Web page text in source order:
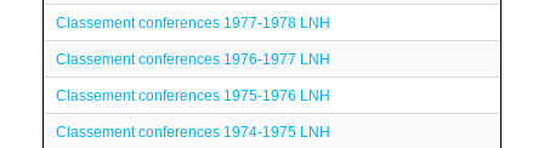
Classement conferences 1977-1978 LNH
Classement conferences 1976-1977 LNH
Classement conferences 1975-1976 LNH
Classement conferences 1974-1975 LNH